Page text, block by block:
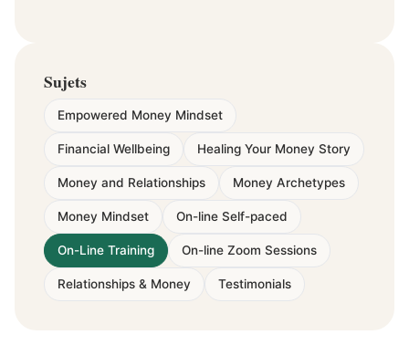
Sujets
Empowered Money Mindset
Financial Wellbeing Healing Your Money Story
Money and Relationships Money Archetypes
Money Mindset On-line Self-paced
On-Line Training On-line Zoom Sessions
Relationships & Money Testimonials